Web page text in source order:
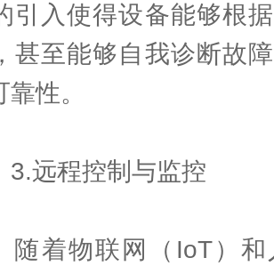
引入使得设备能够根
甚至能够自我诊断故
性。
程控制与监控
物联网（IoT）和